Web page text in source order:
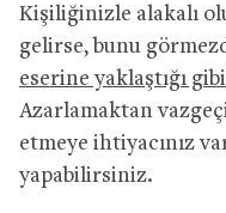
Kişiliğinizle alakalı
gelirse, bunu
eserine yaklaştığı
Azarlamaktan
etmeye ihtiyacınız
yapabilirsiniz.